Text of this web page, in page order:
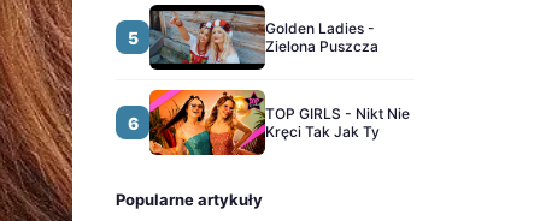
5
Golden Ladies -
Zielona Puszcza
6
TOP GIRLS - Nikt Nie
Kręci Tak Jak Ty
Popularne artykuły